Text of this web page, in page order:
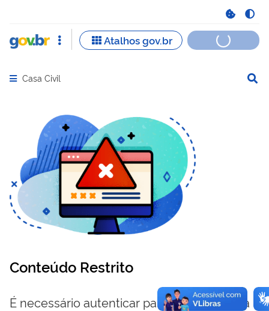
Abrir menu principal de navegação
Casa Civil
Conteúdo Restrito
É necessário autenticar para visualizar essa